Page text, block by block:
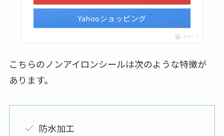
Yahooショッピング
ポチップ
こちらのノンアイロンシールは次のような特徴が
あります。
防水加工